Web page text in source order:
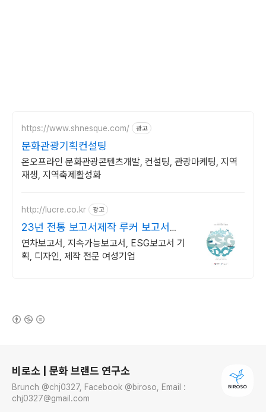
https://www.shnesque.com/ 광고
문화관광기획컨설팅
온오프라인 문화관광콘텐츠개발, 컨설팅, 관광마케팅, 지역
재생, 지역축제활성화
http://lucre.co.kr 광고
23년 전통 보고서제작 루커 보고서의
명가
연차보고서, 지속가능보고서, ESG보고서 기
획, 디자인, 제작 전문 여성기업
비로소 | 문화 브랜드 연구소
Brunch @chj0327, Facebook @biroso, Email :
chj0327@gmail.com